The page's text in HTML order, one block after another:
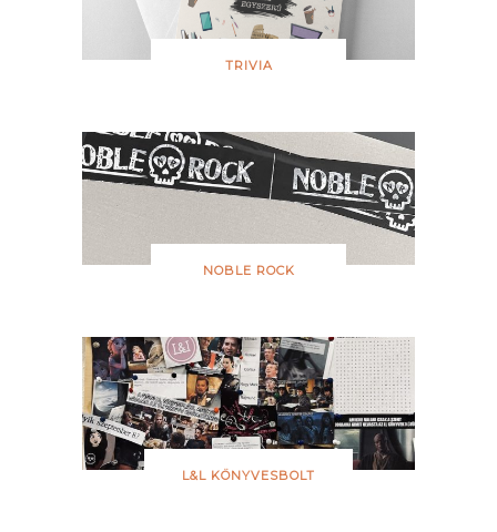
TRIVIA
NOBLE ROCK
L&L KÖNYVESBOLT